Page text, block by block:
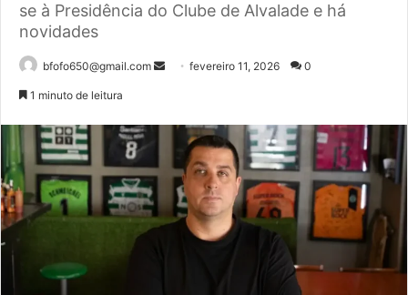
se à Presidência do Clube de Alvalade e há
novidades
bfofo650@gmail.com
Mande
mail
fevereiro 11, 2026 0
1 minuto de leitura